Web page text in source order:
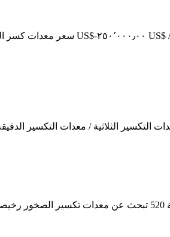
أفضل مصنع ومورد لمعدات تكسير الصخور ، لائحة